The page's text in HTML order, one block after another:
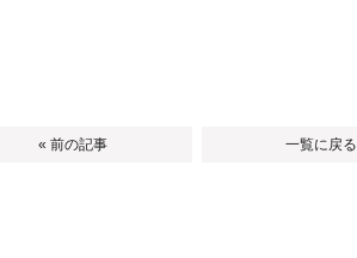
« 前の記事 一覧に戻る